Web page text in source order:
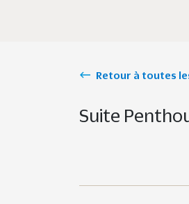
Retour à toutes
Suite